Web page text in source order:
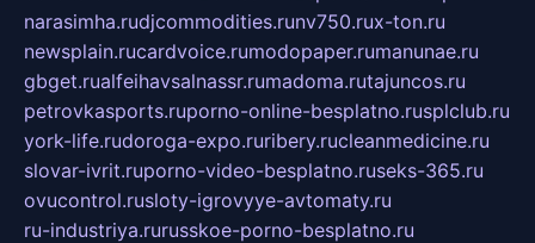
narasimha.rudjcommodities.runv750.rux-ton.ru
newsplain.rucardvoice.rumodopaper.rumanunae.ru
gbget.rualfeihavsalnassr.rumadoma.rutajuncos.ru
petrovkasports.ruporno-online-besplatno.rusplclub.ru
york-life.rudoroga-expo.ruribery.rucleanmedicine.ru
slovar-ivrit.ruporno-video-besplatno.ruseks-365.ru
ovucontrol.rusloty-igrovyye-avtomaty.ru
ru-industriya.rurusskoe-porno-besplatno.ru